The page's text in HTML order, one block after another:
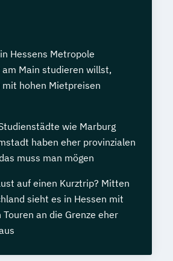
Hessens Metropole
Main studieren willst,
mit hohen Mietpreisen
wie Marburg
haben eher provinzialen
muss man mögen
auf einen Kurztrip? Mitten
sieht es in Hessen mit
an die Grenze eher